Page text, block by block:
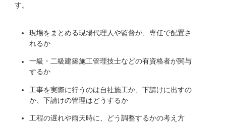
す。
現場をまとめる現場代理人や監督が、専任で配置さ
れるか
一級・二級建築施工管理技士などの有資格者が関与
するか
工事を実際に行うのは自社施工か、下請けに出すの
か、下請けの管理はどうするか
工程の遅れや雨天時に、どう調整するかの考え方